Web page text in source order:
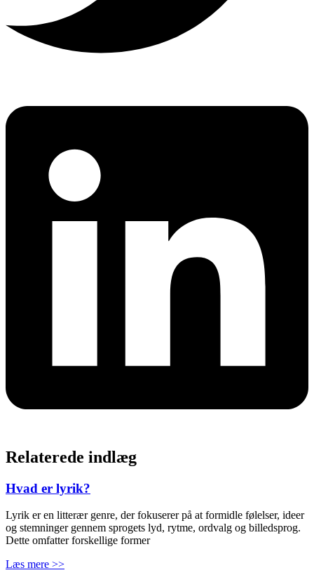
Relaterede indlæg
Hvad er lyrik?
Lyrik er en litterær genre, der fokuserer på at formidle følelser, ideer
og stemninger gennem sprogets lyd, rytme, ordvalg og billedsprog.
Dette omfatter forskellige former
Læs mere >>